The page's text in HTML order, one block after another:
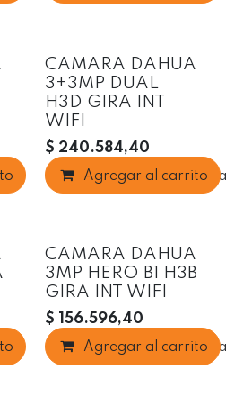
Agregar a la
CAMARA DAHUA
3+3MP DUAL
H3D GIRA INT
WIFI
$ 240.584,40
Agregar al carrito
Agregar a la
CAMARA DAHUA
3MP HERO B1 H3B
GIRA INT WIFI
$ 156.596,40
Agregar al carrito